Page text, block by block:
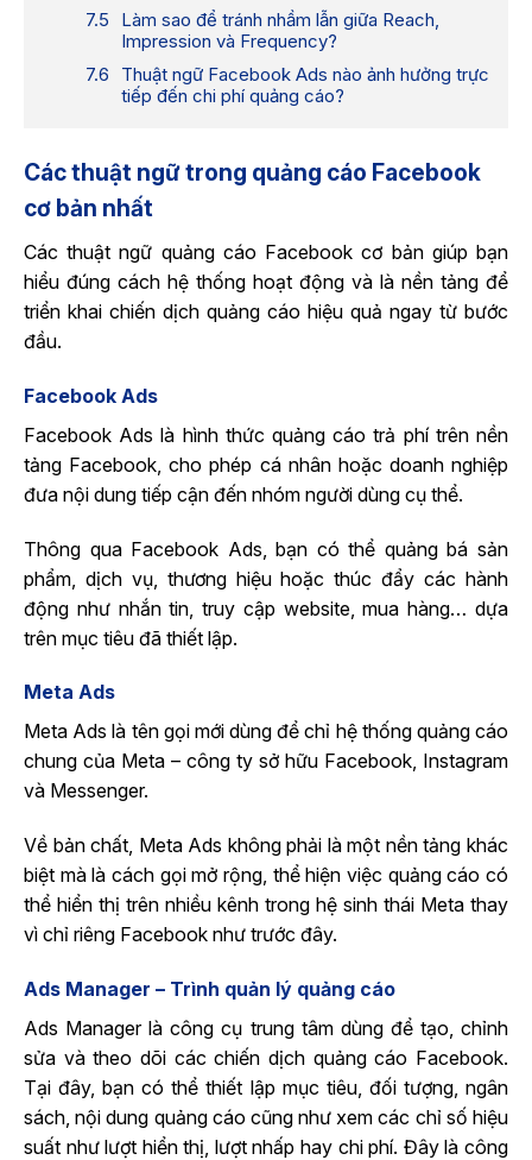
Làm sao để tránh nhầm lẫn giữa Reach,
Impression và Frequency?
Thuật ngữ Facebook Ads nào ảnh hưởng trực
tiếp đến chi phí quảng cáo?
Các thuật ngữ trong quảng cáo Facebook
cơ bản nhất
Các thuật ngữ quảng cáo Facebook cơ bản giúp bạn
hiểu đúng cách hệ thống hoạt động và là nền tảng để
triển khai chiến dịch quảng cáo hiệu quả ngay từ bước
đầu.
Facebook Ads
Facebook Ads là hình thức quảng cáo trả phí trên nền
tảng Facebook, cho phép cá nhân hoặc doanh nghiệp
đưa nội dung tiếp cận đến nhóm người dùng cụ thể.
Thông qua Facebook Ads, bạn có thể quảng bá sản
phẩm, dịch vụ, thương hiệu hoặc thúc đẩy các hành
động như nhắn tin, truy cập website, mua hàng… dựa
trên mục tiêu đã thiết lập.
Meta Ads
Meta Ads là tên gọi mới dùng để chỉ hệ thống quảng cáo
chung của Meta – công ty sở hữu Facebook, Instagram
và Messenger.
Về bản chất, Meta Ads không phải là một nền tảng khác
biệt mà là cách gọi mở rộng, thể hiện việc quảng cáo có
thể hiển thị trên nhiều kênh trong hệ sinh thái Meta thay
vì chỉ riêng Facebook như trước đây.
Ads Manager – Trình quản lý quảng cáo
Ads Manager là công cụ trung tâm dùng để tạo, chỉnh
sửa và theo dõi các chiến dịch quảng cáo Facebook.
Tại đây, bạn có thể thiết lập mục tiêu, đối tượng, ngân
sách, nội dung quảng cáo cũng như xem các chỉ số hiệu
suất như lượt hiển thị, lượt nhấp hay chi phí. Đây là công